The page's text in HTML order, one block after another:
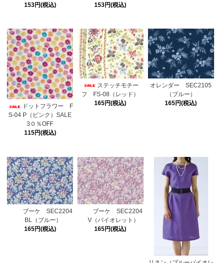
153円(税込)
153円(税込)
ドットフラワー F
S-04 P（ピンク）SALE
3０％OFF
115円(税込)
ステッチモチー
フ FS-08（レッド）
165円(税込)
オレンダー SEC2105
（ブルー）
165円(税込)
ブーケ SEC2204
BL（ブルー）
165円(税込)
ブーケ SEC2204
V（バイオレット）
165円(税込)